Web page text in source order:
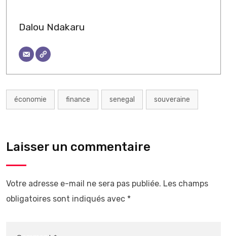
Dalou Ndakaru
économie finance senegal souveraine
Laisser un commentaire
Votre adresse e-mail ne sera pas publiée. Les champs
obligatoires sont indiqués avec *